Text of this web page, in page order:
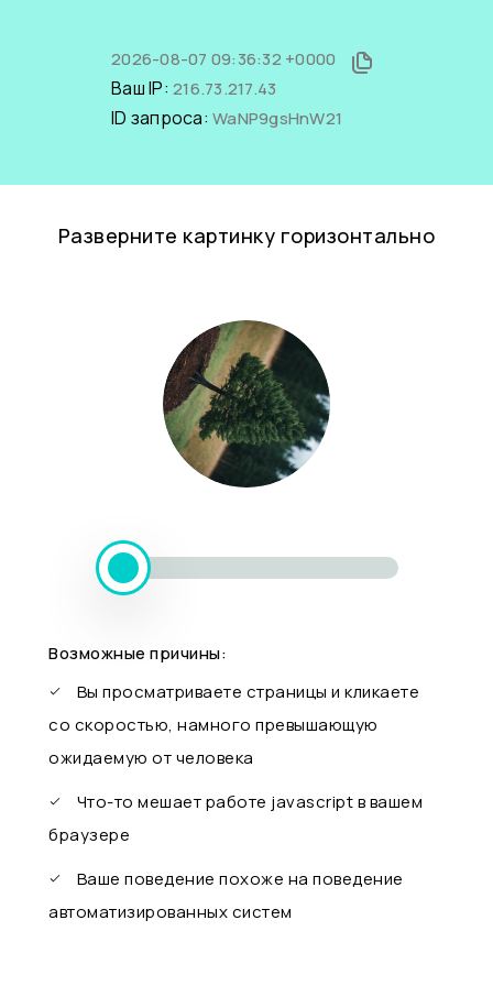
2026-08-07 09:36:32 +0000
Ваш IP: 216.73.217.43
ID запроса: WaNP9gsHnW21
Разверните картинку горизонтально
Возможные причины:
Вы просматриваете страницы и кликаете
со скоростью, намного превышающую
ожидаемую от человека
Что-то мешает работе javascript в вашем
браузере
Ваше поведение похоже на поведение
автоматизированных систем